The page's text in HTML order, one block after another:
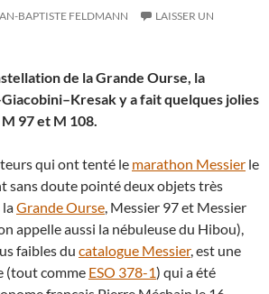
BAPTISTE FELDMANN
LAISSER UN
de la Grande Ourse, la
y a fait quelques jolies
97 et M 108.
qui ont tenté le marathon Messier le
sans doute pointé deux objets très
Grande Ourse, Messier 97 et Messier
appelle aussi la nébuleuse du Hibou),
faibles du catalogue Messier, est une
(tout comme ESO 378-1) qui a été